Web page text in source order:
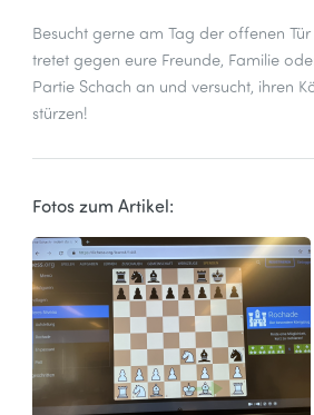
Besucht gerne am Tag der offenen
tretet gegen eure Freunde, Familie
Partie Schach an und versucht, ihren
stürzen!
Fotos zum Artikel: